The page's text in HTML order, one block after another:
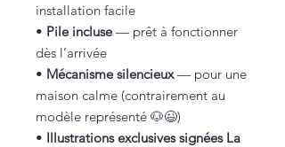
installation facile
• Pile incluse— prêt à fonctionner
dès l’arrivée
• Mécanisme silencieux— pour une
maison calme (contrairement au
modèle représenté 🐶😉)
• Illustrations exclusives signées La